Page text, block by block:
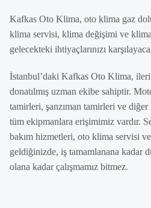
Kafkas Oto Klima, oto klima gaz
klima servisi, klima değişimi ve
gelecekteki ihtiyaçlarınızı
İstanbul’daki Kafkas Oto Klima,
donatılmış uzman ekibe sahiptir.
tamirleri, şanzıman tamirleri ve
tüm ekipmanlara erişimimiz vardır.
bakım hizmetleri, oto klima servisi
geldiğinizde, iş tamamlanana kadar
olana kadar çalışmamız bitmez.